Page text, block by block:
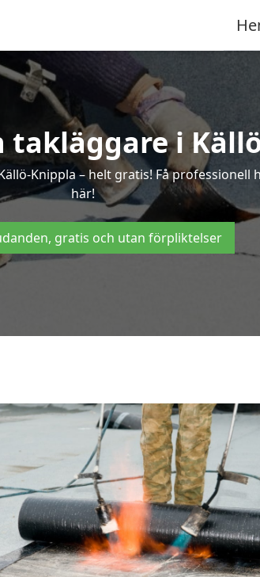
takläggare i
Knippla – helt gratis! Få
här!
gratis och utan förpliktelser